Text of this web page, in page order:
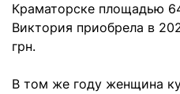
Краматорске площадью
Виктория приобрела в
грн.
В том же году женщина